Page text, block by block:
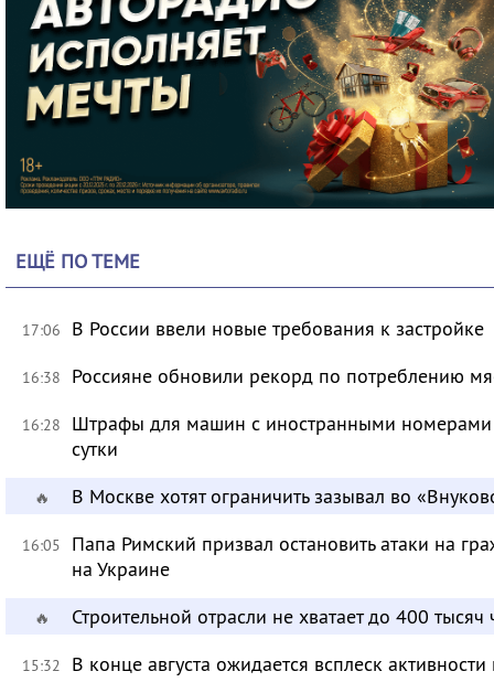
ЕЩЁ ПО ТЕМЕ
17:06 В России ввели новые требования к застройке
16:38 Россияне обновили рекорд по потреблению
16:28
Штрафы для машин с иностранными номерами
сутки
🔥 В Москве хотят ограничить зазывал во
16:05
Папа Римский призвал остановить атаки на
на Украине
🔥 Строительной отрасли не хватает до 400 тысяч
15:32 В конце августа ожидается всплеск